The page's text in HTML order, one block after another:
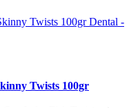
Twists 100gr